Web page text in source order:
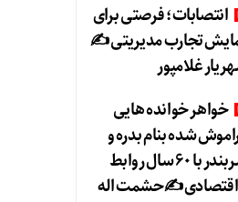
انتصابات؛ فرصتی برای
تجارب مدیریتی ✍
غلامپور
خواهر خوانده هایی
شده بنام بدره و
سربندر با ۶۰ سال روابط
اقتصادی ✍حشمت اله